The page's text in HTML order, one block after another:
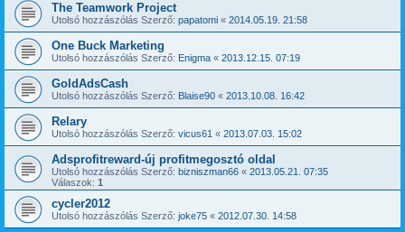
The Teamwork Project
Utolsó hozzászólás Szerző: papatomi « 2014.05.19. 21:58
One Buck Marketing
Utolsó hozzászólás Szerző: Enigma « 2013.12.15. 07:19
GoldAdsCash
Utolsó hozzászólás Szerző: Blaise90 « 2013.10.08. 16:42
Relary
Utolsó hozzászólás Szerző: vicus61 « 2013.07.03. 15:02
Adsprofitreward-új profitmegosztó oldal
Utolsó hozzászólás Szerző: bizniszman66 « 2013.05.21. 07:35
Válaszok: 1
cycler2012
Utolsó hozzászólás Szerző: joke75 « 2012.07.30. 14:58